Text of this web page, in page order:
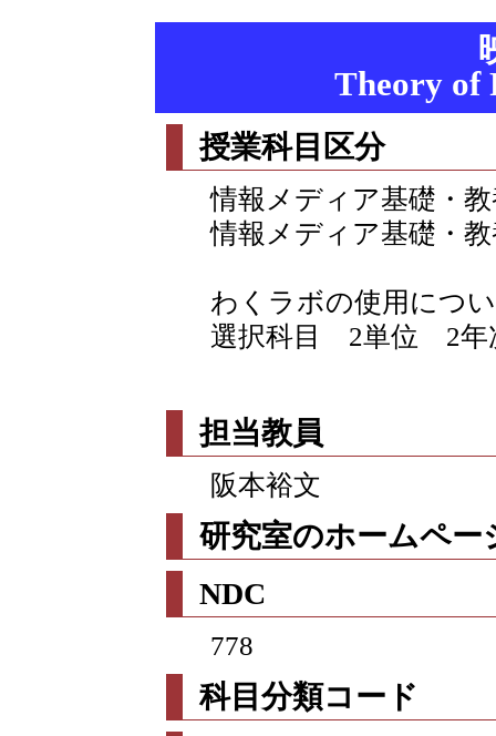
Theory of
授業科目区分
情報メディア基礎・
情報メディア基礎・
わくラボの使用につ
選択科目 2単位 2
担当教員
阪本裕文
研究室のホームペー
NDC
778
科目分類コード